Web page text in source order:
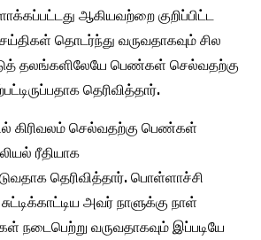
ஆகியவற்றை குறிப்பிட்ட
தொடர்ந்து வருவதாகவும் சில
தலங்களிலேயே பெண்கள் செல்வதற்கு
தெரிவித்தார்.
கிரிவலம் செல்வதற்கு பெண்கள்
ரீதியாக
தெரிவித்தார். பொள்ளாச்சி
அவர் நாளுக்கு நாள்
நடைபெற்று வருவதாகவும் இப்படியே